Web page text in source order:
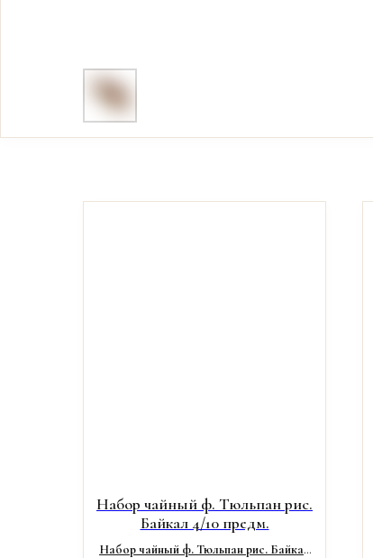
Набор чайный ф. Тюльпан рис.
Байкал 4/10 предм.
Набор чайный ф. Тюльпан рис. Байкал